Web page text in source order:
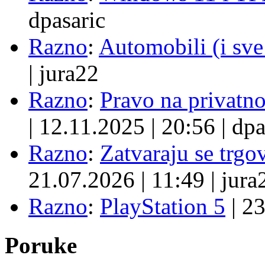
dpasaric
Razno: Automobili (i
| jura22
Razno: Pravo na
| 12.11.2025 | 20:56 |
Razno: Zatvaraju se
21.07.2026 | 11:49 |
Razno: PlayStation 5 |
Poruke